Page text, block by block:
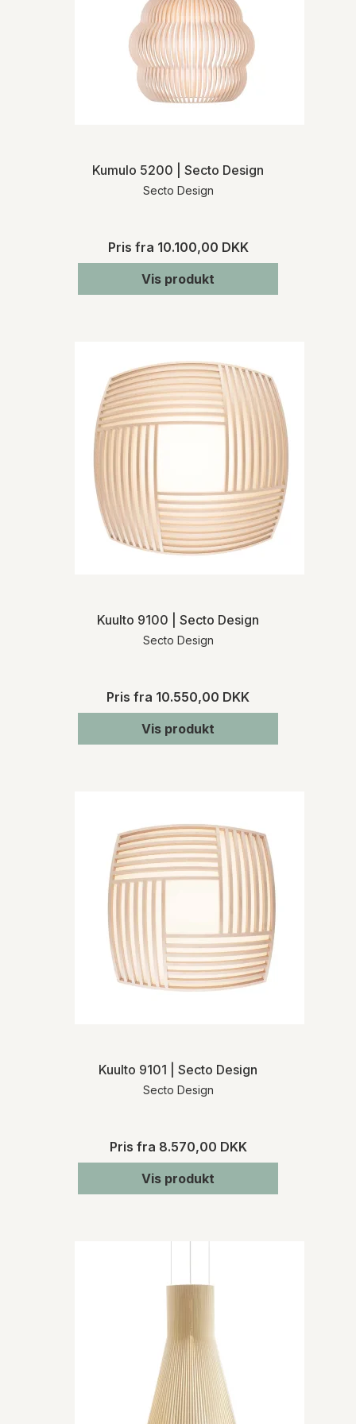
med Post Nord. Ved større møbler leveres
varen med eksterne fragtmænd eller med
Møbelhuset 2’s egne vognmænd.
Ved køb af varer, som ikke er lagerført,
informerer vi dig om den præcise
leveringstid, når vi har modtaget
leveringstiden på et specifikt produkt.
RETURNERING
ønsker at fortryde dit køb. Du skal afholde
de direkte udgifter i forbindelse med
varens returforsendelse. Du bærer risikoen
for varen fra tidspunktet for varens
og returnering henviser vi til vores
handelsbetingelser.
Kumulo 5200 | Secto Design
Secto Design
Pris fra 10.100,00 DKK
Vis produkt
Kuulto 9100 | Secto Design
Secto Design
Pris fra 10.550,00 DKK
Vis produkt
Kuulto 9101 | Secto Design
Secto Design
Pris fra 8.570,00 DKK
Vis produkt